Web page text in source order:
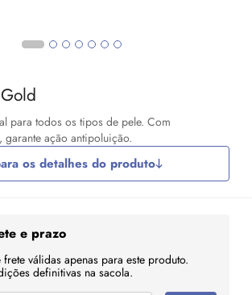
para todos os tipos de pele. Com
garante ação antipoluição.
os detalhes do produto
e prazo
válidas apenas para este produto.
definitivas na sacola.